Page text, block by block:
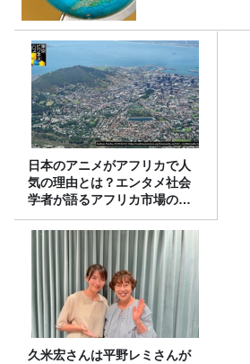
日本のアニメがアフリカで人
気の理由とは？エンタメ社会
学者が語るアフリカ市場のリ
アル
久米宏さんは平野レミさんが